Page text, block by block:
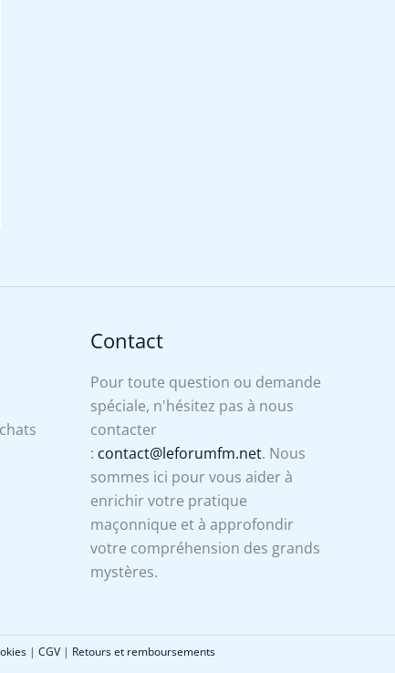
Contact
Pour toute question ou demande
spéciale, n'hésitez pas à nous
contacter
: contact@leforumfm.net. Nous
sommes ici pour vous aider à
enrichir votre pratique
maçonnique et à approfondir
votre compréhension des grands
mystères.
| CGV | Retours et remboursements